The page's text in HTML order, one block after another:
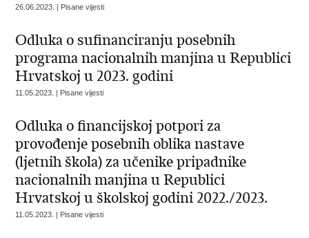
26.06.2023. | Pisane vijesti
Odluka o sufinanciranju posebnih
programa nacionalnih manjina u Republici
Hrvatskoj u 2023. godini
11.05.2023. | Pisane vijesti
Odluka o financijskoj potpori za
provođenje posebnih oblika nastave
(ljetnih škola) za učenike pripadnike
nacionalnih manjina u Republici
Hrvatskoj u školskoj godini 2022./2023.
11.05.2023. | Pisane vijesti